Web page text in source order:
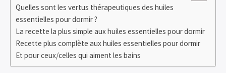
Quelles sont les vertus thérapeutiques des huiles
essentielles pour dormir ?
La recette la plus simple aux huiles essentielles pour dormir
Recette plus complète aux huiles essentielles pour dormir
Et pour ceux/celles qui aiment les bains